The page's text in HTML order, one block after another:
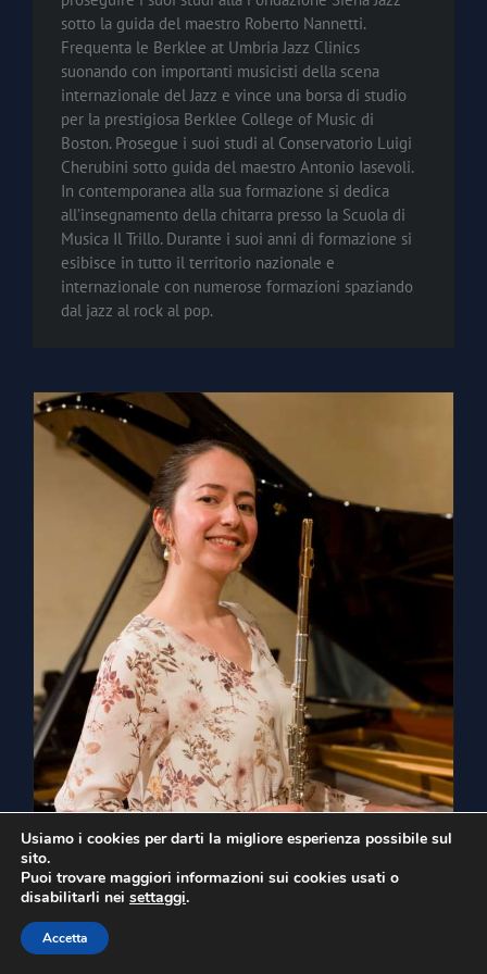
sotto la guida del maestro Roberto Nannetti.
Frequenta le Berklee at Umbria Jazz Clinics
suonando con importanti musicisti della scena
internazionale del Jazz e vince una borsa di studio
per la prestigiosa Berklee College of Music di
Boston. Prosegue i suoi studi al Conservatorio Luigi
Cherubini sotto guida del maestro Antonio Iasevoli.
In contemporanea alla sua formazione si dedica
all’insegnamento della chitarra presso la Scuola di
Musica Il Trillo. Durante i suoi anni di formazione si
esibisce in tutto il territorio nazionale e
internazionale con numerose formazioni spaziando
dal jazz al rock al pop.
Usiamo i cookies per darti la migliore esperienza possibile sul
sito.
Puoi trovare maggiori informazioni sui cookies usati o
disabilitarli nei settaggi.
Accetta